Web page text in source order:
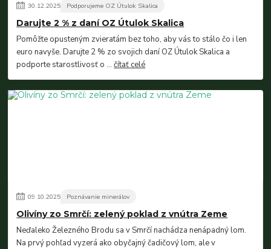
30.12.2025 Podporujeme OZ Útulok Skalica
Darujte 2 % z daní OZ Útulok Skalica
Pomôžte opusteným zvieratám bez toho, aby vás to stálo čo i len
euro navyše. Darujte 2 % zo svojich daní OZ Útulok Skalica a
podporte starostlivosť o ...čítať celé
09.10.2025 Poznávanie minerálov
Olivíny zo Smrčí: zelený poklad z vnútra Zeme
Neďaleko Železného Brodu sa v Smrčí nachádza nenápadný lom.
Na prvý pohľad vyzerá ako obyčajný čadičový lom, ale v